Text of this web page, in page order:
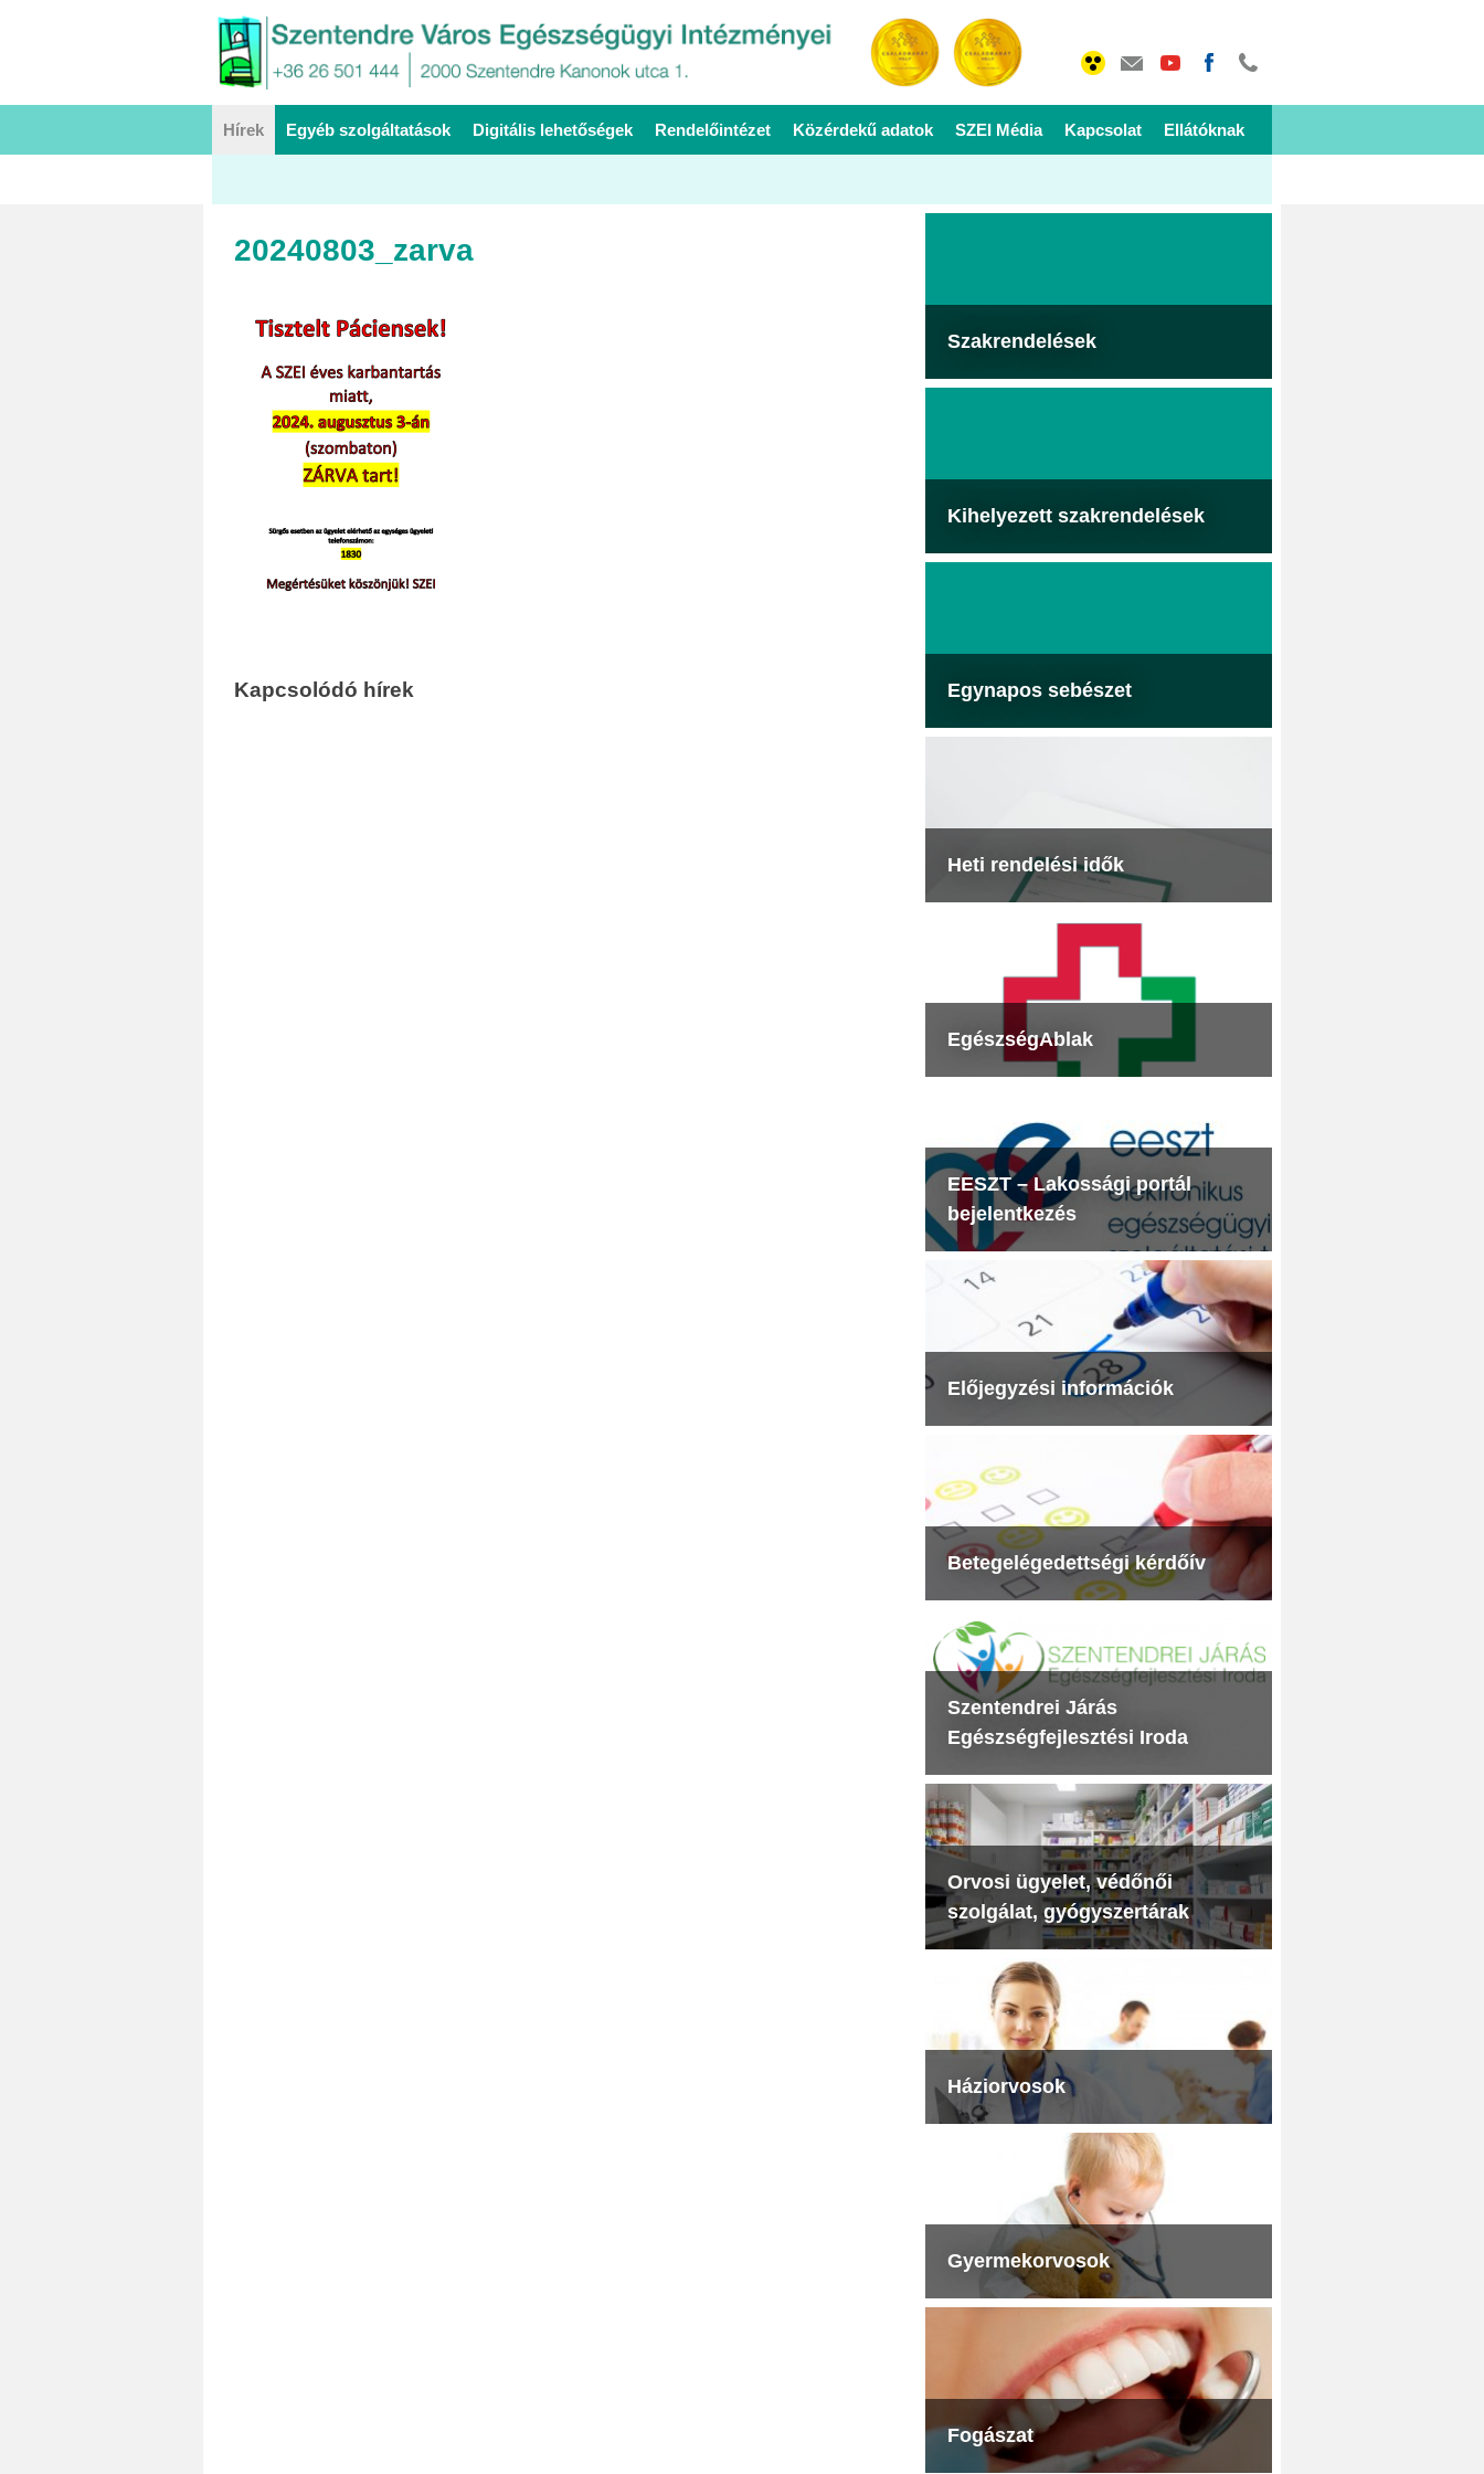
Hírek Egyéb szolgáltatások Digitális lehetőségek Rendelőintézet Közérdekű adatok SZEI Média Kapcsolat Ellátóknak
20240803_zarva
Kapcsolódó hírek
Szakrendelések
Kihelyezett szakrendelések
Egynapos sebészet
Heti rendelési idők
EgészségAblak
EESZT – Lakossági portál
bejelentkezés
Előjegyzési információk
Betegelégedettségi kérdőív
Szentendrei Járás
Egészségfejlesztési Iroda
Orvosi ügyelet, védőnői
szolgálat, gyógyszertárak
Háziorvosok
Gyermekorvosok
Fogászat